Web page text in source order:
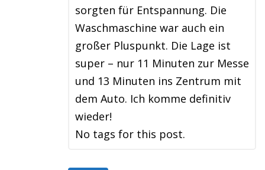
sorgten für Entspannung. Die
Waschmaschine war auch ein
großer Pluspunkt. Die Lage ist
super – nur 11 Minuten zur Messe
und 13 Minuten ins Zentrum mit
dem Auto. Ich komme definitiv
wieder!
No tags for this post.